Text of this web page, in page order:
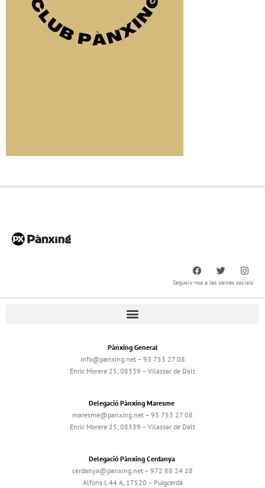
Segueix-nos a les xarxes socials
Pànxing General
info@panxing.net – 93 753 27 08
Enric Morera 25, 08339 – Vilassar de Dalt
Delegació Pànxing Maresme
maresme@panxing.net – 93 753 27 08
Enric Morera 25, 08339 – Vilassar de Dalt
Delegació Pànxing Cerdanya
cerdanya@panxing.net – 972 88 24 28
Alfons I, 44 A, 17520 – Puigcerdà